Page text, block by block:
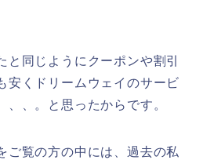
と同じようにクーポンや割引
安くドリームウェイのサービ
、、。と思ったからです。
ご覧の方の中には、過去の私